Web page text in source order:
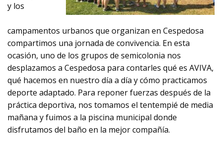
y los
campamentos urbanos que organizan en Cespedosa
compartimos una jornada de convivencia. En esta
ocasión, uno de los grupos de semicolonia nos
desplazamos a Cespedosa para contarles qué es AVIVA,
qué hacemos en nuestro día a día y cómo practicamos
deporte adaptado. Para reponer fuerzas después de la
práctica deportiva, nos tomamos el tentempié de media
mañana y fuimos a la piscina municipal donde
disfrutamos del baño en la mejor compañía.